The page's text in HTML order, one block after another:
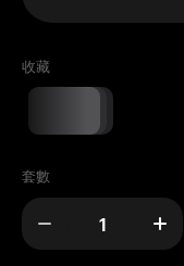
收藏
套數